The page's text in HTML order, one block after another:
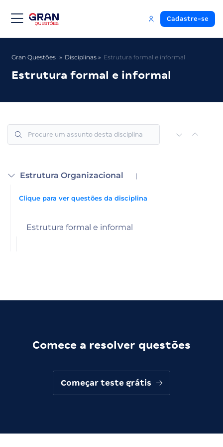
Cadastre-se
Gran Questões Disciplinas Estrutura formal e informal
Estrutura formal e informal
Estrutura Organizacional |
Clique para ver questões da disciplina
Estrutura formal e informal
Comece a resolver questões
Começar teste grátis